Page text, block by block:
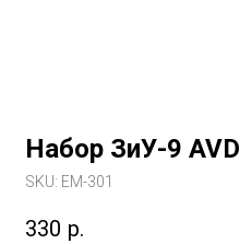
Набор ЗиУ-9 AVD
SKU: ЕМ-301
330 р.